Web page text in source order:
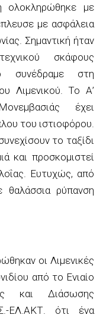
ολοκληρώθηκε με
με ασφάλεια
Σημαντική ήταν
σκάφους
συνέδραμε στη
Λιμενικού. Το Α’
έχει
του ιστιοφόρου.
το ταξίδι
και προσκομιστεί
Ευτυχώς, από
θαλάσσια ρύπανση
οι Λιμενικές
από το Ενιαίο
και Διάσωσης
ΕΛ.ΑΚΤ. ότι ένα